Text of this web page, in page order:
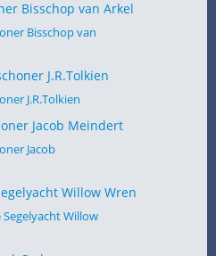
Bisschop van
J.R.Tolkien
Jacob
Willow